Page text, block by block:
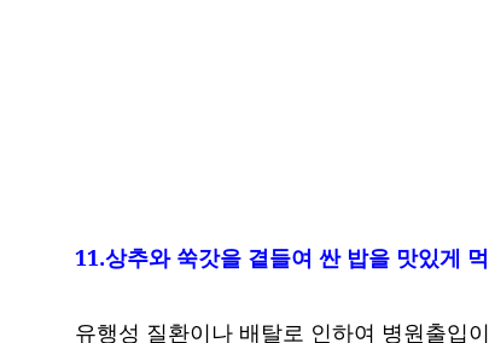
11.상추와 쑥갓을 곁들여 싼 밥을 맛있게
유행성 질환이나 배탈로 인하여 병원출입